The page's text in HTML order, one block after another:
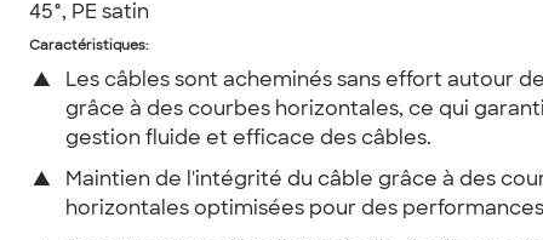
45°, PE satin
Caractéristiques:
▲
Les câbles sont acheminés sans effort autour
grâce à des courbes horizontales, ce qui
gestion fluide et efficace des câbles.
▲
Maintien de l'intégrité du câble grâce à des
horizontales optimisées pour des